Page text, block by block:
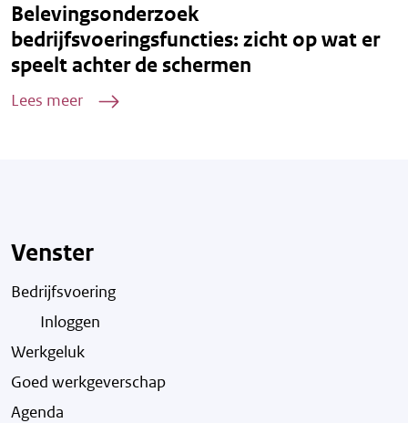
Belevingsonderzoek
bedrijfsvoeringsfuncties: zicht op wat er
speelt achter de schermen
Lees meer
Venster
Bedrijfsvoering
Inloggen
Werkgeluk
Goed werkgeverschap
Agenda